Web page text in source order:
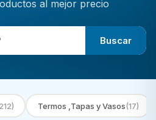
al mejor precio
Buscar
Termos ,Tapas y Vasos(17)